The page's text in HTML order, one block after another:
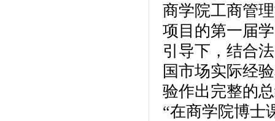
商学院工商管
项目的第一届
引导下，结合
国市场实际经
验作出完整的
“在商学院博士